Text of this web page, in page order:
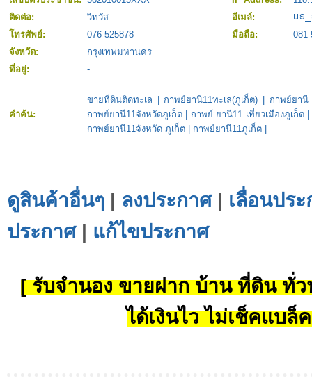
ติดต่อ:
วิทวัส
อีเมล์:
โทรศัพย์:
076 525878 มือถือ:
081
จังหวัด:
กรุงเทพมหานคร
ที่อยู่:
-
คำค้น:
ขายที่ดินติดทะเล กาพย์ยานี11ทะเล(ภูเก็ต)
กาพย์ยานี
กาพย์ยานี11จังหวัดภูเก็ต
กาพย์ ยานี11 เที่ยวเมืองภูเก็ต|
กาพย์ยานี11จังหวัด ภูเก็ต
กาพย์ยานี11ภูเก็ต
ดูสินค้าอื่นๆ | ลงประกาศ| เลื่อนปร
ประกาศ| แก้ไขประกาศ
[ รับจำนอง ขายฝาก บ้าน ที่ดิน ทั่ว
ได้เงินไว ไม่เช็คแบล็